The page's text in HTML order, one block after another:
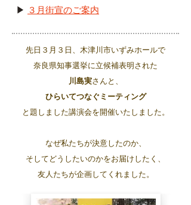
▶ ３月街宣のご案内
先日３月３日、​木津川市いずみホールで
奈良県知事選挙に立候補表明された
川島実さんと、
ひらいてつなぐミーティング
と題しました講演会を開催いたしました。
なぜ私たちが決意したのか、
そしてどうしたいのかをお届けしたく、
友人たちが企画してくれました。